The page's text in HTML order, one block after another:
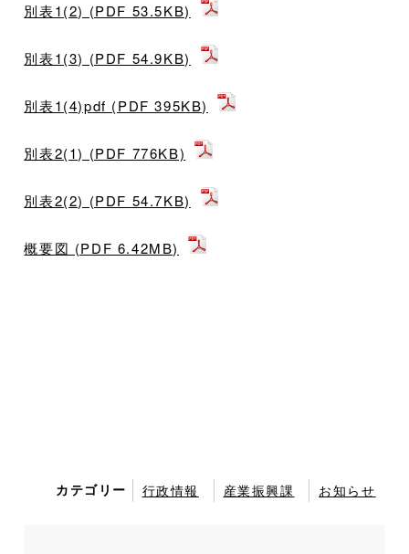
別表1(2) (PDF 53.5KB)
別表1(3) (PDF 54.9KB)
別表1(4)pdf (PDF 395KB)
別表2(1) (PDF 776KB)
別表2(2) (PDF 54.7KB)
概要図 (PDF 6.42MB)
カテゴリー 行政情報 産業振興課 お知らせ